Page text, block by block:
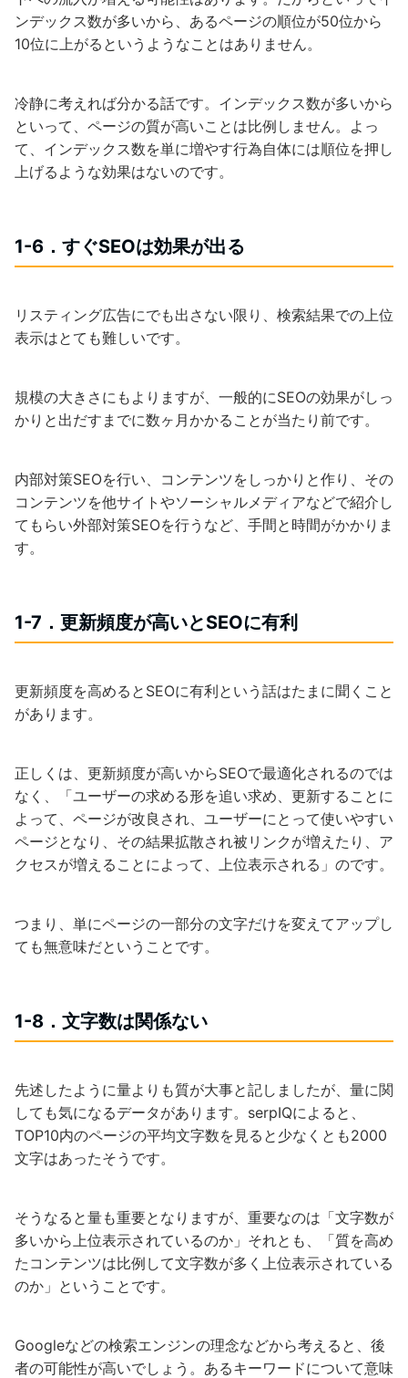
ンデックス数が多いから、あるページの順位が50位から
10位に上がるというようなことはありません。
冷静に考えれば分かる話です。インデックス数が多いから
といって、ページの質が高いことは比例しません。よっ
て、インデックス数を単に増やす行為自体には順位を押し
上げるような効果はないのです。
1-6．すぐSEOは効果が出る
リスティング広告にでも出さない限り、検索結果での上位
表示はとても難しいです。
規模の大きさにもよりますが、一般的にSEOの効果がしっ
かりと出だすまでに数ヶ月かかることが当たり前です。
内部対策SEOを行い、コンテンツをしっかりと作り、その
コンテンツを他サイトやソーシャルメディアなどで紹介し
てもらい外部対策SEOを行うなど、手間と時間がかかりま
す。
1-7．更新頻度が高いとSEOに有利
更新頻度を高めるとSEOに有利という話はたまに聞くこと
があります。
正しくは、更新頻度が高いからSEOで最適化されるのでは
なく、「ユーザーの求める形を追い求め、更新することに
よって、ページが改良され、ユーザーにとって使いやすい
ページとなり、その結果拡散され被リンクが増えたり、ア
クセスが増えることによって、上位表示される」のです。
つまり、単にページの一部分の文字だけを変えてアップし
ても無意味だということです。
1-8．文字数は関係ない
先述したように量よりも質が大事と記しましたが、量に関
しても気になるデータがあります。serpIQによると、
TOP10内のページの平均文字数を見ると少なくとも2000
文字はあったそうです。
そうなると量も重要となりますが、重要なのは「文字数が
多いから上位表示されているのか」それとも、「質を高め
たコンテンツは比例して文字数が多く上位表示されている
のか」ということです。
Googleなどの検索エンジンの理念などから考えると、後
者の可能性が高いでしょう。あるキーワードについて意味